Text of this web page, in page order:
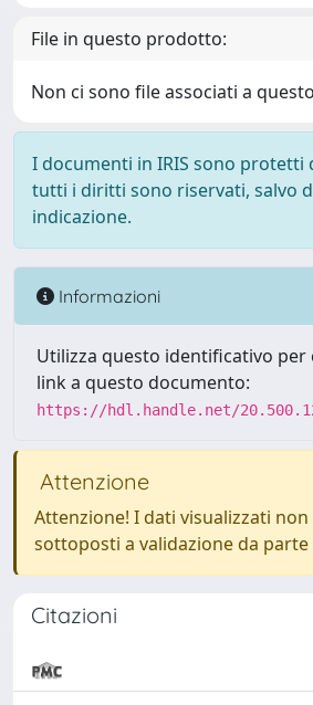
File in questo prodotto:
Non ci sono file associati a
I documenti in IRIS sono protetti
tutti i diritti sono riservati, salvo
indicazione.
Informazioni
Utilizza questo identificativo per
link a questo documento:
https://hdl.handle.net/
Attenzione
Attenzione! I dati visualizzati
sottoposti a validazione da
Citazioni